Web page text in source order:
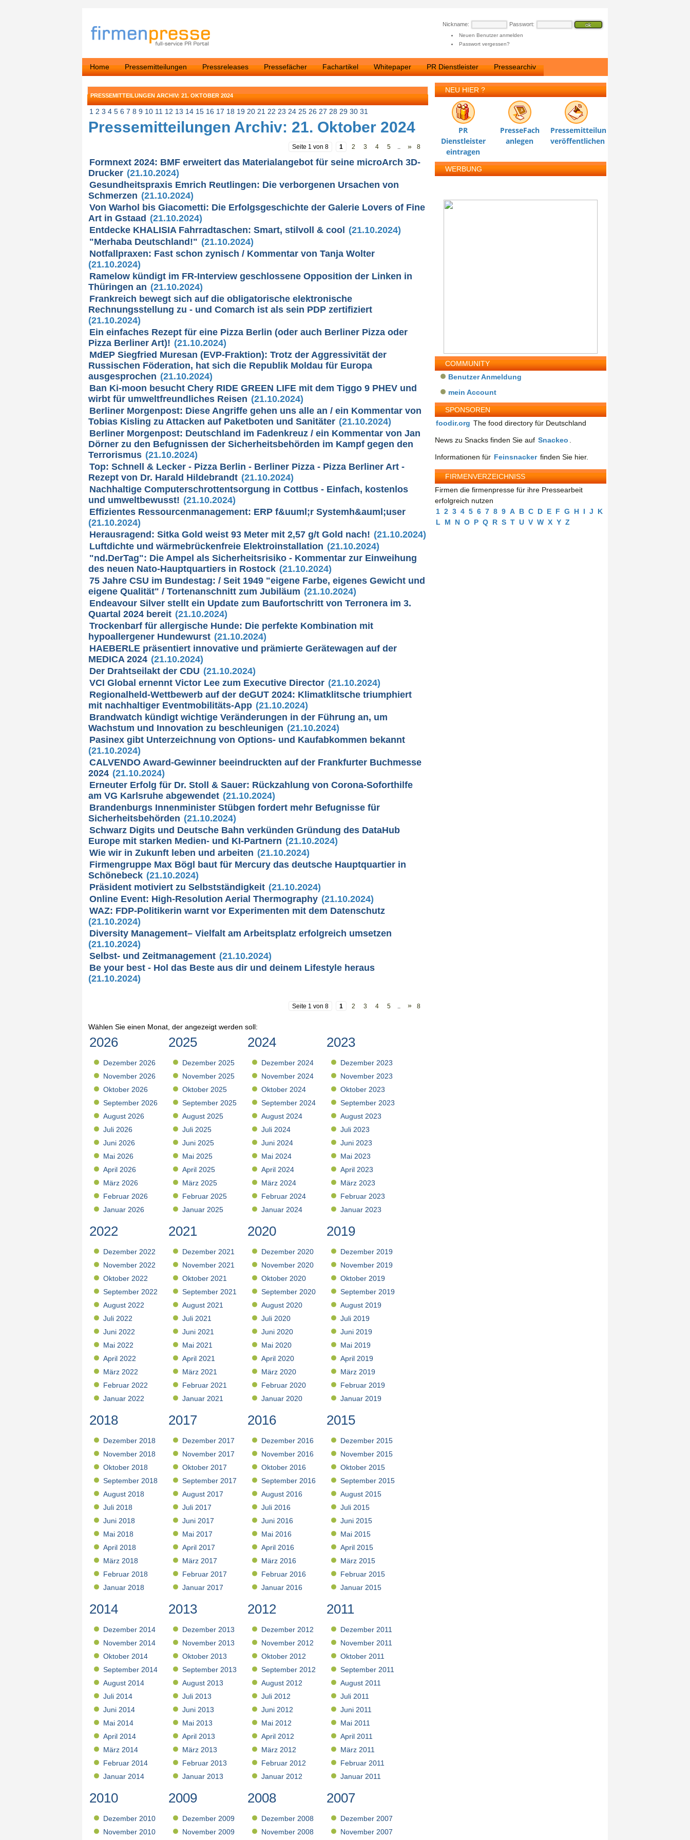
Nickname: Passwort:
Neuen Benutzer anmelden
Passwort vergessen?
Home Pressemitteilungen Pressreleases Pressefächer Fachartikel Whitepaper PR Dienstleister Pressearchiv
PRESSEMITTEILUNGEN ARCHIV: 21. OKTOBER 2024
1 2 3 4 5 6 7 8 9 10 11 12 13 14 15 16 17 18 19 20 21 22 23 24 25 26 27 28 29 30 31
Pressemitteilungen Archiv: 21. Oktober 2024
Seite 1 von 8 1 2 3 4 5 » 8
Formnext 2024: BMF erweitert das Materialangebot für seine microArch 3D-
Drucker (21.10.2024)
Gesundheitspraxis Emrich Reutlingen: Die verborgenen Ursachen von
Schmerzen (21.10.2024)
Von Warhol bis Giacometti: Die Erfolgsgeschichte der Galerie Lovers of Fine
Art in Gstaad (21.10.2024)
Entdecke KHALISIA Fahrradtaschen: Smart, stilvoll & cool (21.10.2024)
"Merhaba Deutschland!" (21.10.2024)
Notfallpraxen: Fast schon zynisch / Kommentar von Tanja Wolter
(21.10.2024)
Ramelow kündigt im FR-Interview geschlossene Opposition der Linken in
Thüringen an (21.10.2024)
Frankreich bewegt sich auf die obligatorische elektronische
Rechnungsstellung zu - und Comarch ist als sein PDP zertifiziert
(21.10.2024)
Ein einfaches Rezept für eine Pizza Berlin (oder auch Berliner Pizza oder
Pizza Berliner Art)! (21.10.2024)
MdEP Siegfried Muresan (EVP-Fraktion): Trotz der Aggressivität der
Russischen Föderation, hat sich die Republik Moldau für Europa
ausgesprochen (21.10.2024)
Ban Ki-moon besucht Chery RIDE GREEN LIFE mit dem Tiggo 9 PHEV und
wirbt für umweltfreundliches Reisen (21.10.2024)
Berliner Morgenpost: Diese Angriffe gehen uns alle an / ein Kommentar von
Tobias Kisling zu Attacken auf Paketboten und Sanitäter (21.10.2024)
Berliner Morgenpost: Deutschland im Fadenkreuz / ein Kommentar von Jan
Dörner zu den Befugnissen der Sicherheitsbehörden im Kampf gegen den
Terrorismus (21.10.2024)
Top: Schnell & Lecker - Pizza Berlin - Berliner Pizza - Pizza Berliner Art -
Rezept von Dr. Harald Hildebrandt (21.10.2024)
Nachhaltige Computerschrottentsorgung in Cottbus - Einfach, kostenlos
und umweltbewusst! (21.10.2024)
Effizientes Ressourcenmanagement: ERP f&uuml;r Systemh&auml;user
(21.10.2024)
Herausragend: Sitka Gold weist 93 Meter mit 2,57 g/t Gold nach! (21.10.2024)
Luftdichte und wärmebrückenfreie Elektroinstallation (21.10.2024)
"nd.DerTag": Die Ampel als Sicherheitsrisiko - Kommentar zur Einweihung
des neuen Nato-Hauptquartiers in Rostock (21.10.2024)
75 Jahre CSU im Bundestag: / Seit 1949 "eigene Farbe, eigenes Gewicht und
eigene Qualität" / Tortenanschnitt zum Jubiläum (21.10.2024)
Endeavour Silver stellt ein Update zum Baufortschritt von Terronera im 3.
Quartal 2024 bereit (21.10.2024)
Trockenbarf für allergische Hunde: Die perfekte Kombination mit
hypoallergener Hundewurst (21.10.2024)
HAEBERLE präsentiert innovative und prämierte Gerätewagen auf der
MEDICA 2024 (21.10.2024)
Der Drahtseilakt der CDU (21.10.2024)
VCI Global ernennt Victor Lee zum Executive Director (21.10.2024)
Regionalheld-Wettbewerb auf der deGUT 2024: Klimatklitsche triumphiert
mit nachhaltiger Eventmobilitäts-App (21.10.2024)
Brandwatch kündigt wichtige Veränderungen in der Führung an, um
Wachstum und Innovation zu beschleunigen (21.10.2024)
Pasinex gibt Unterzeichnung von Options- und Kaufabkommen bekannt
(21.10.2024)
CALVENDO Award-Gewinner beeindruckten auf der Frankfurter Buchmesse
2024 (21.10.2024)
Erneuter Erfolg für Dr. Stoll & Sauer: Rückzahlung von Corona-Soforthilfe
am VG Karlsruhe abgewendet (21.10.2024)
Brandenburgs Innenminister Stübgen fordert mehr Befugnisse für
Sicherheitsbehörden (21.10.2024)
Schwarz Digits und Deutsche Bahn verkünden Gründung des DataHub
Europe mit starken Medien- und KI-Partnern (21.10.2024)
Wie wir in Zukunft leben und arbeiten (21.10.2024)
Firmengruppe Max Bögl baut für Mercury das deutsche Hauptquartier in
Schönebeck (21.10.2024)
Präsident motiviert zu Selbstständigkeit (21.10.2024)
Online Event: High-Resolution Aerial Thermography (21.10.2024)
WAZ: FDP-Politikerin warnt vor Experimenten mit dem Datenschutz
(21.10.2024)
Diversity Management– Vielfalt am Arbeitsplatz erfolgreich umsetzen
(21.10.2024)
Selbst- und Zeitmanagement (21.10.2024)
Be your best - Hol das Beste aus dir und deinem Lifestyle heraus
(21.10.2024)
Seite 1 von 8 1 2 3 4 5 » 8
Wählen Sie einen Monat, der angezeigt werden soll:
2026
Dezember 2026
November 2026
Oktober 2026
September 2026
August 2026
Juli 2026
Juni 2026
Mai 2026
April 2026
März 2026
Februar 2026
Januar 2026
2025
Dezember 2025
November 2025
Oktober 2025
September 2025
August 2025
Juli 2025
Juni 2025
Mai 2025
April 2025
März 2025
Februar 2025
Januar 2025
2024
Dezember 2024
November 2024
Oktober 2024
September 2024
August 2024
Juli 2024
Juni 2024
Mai 2024
April 2024
März 2024
Februar 2024
Januar 2024
2023
Dezember 2023
November 2023
Oktober 2023
September 2023
August 2023
Juli 2023
Juni 2023
Mai 2023
April 2023
März 2023
Februar 2023
Januar 2023
2022
Dezember 2022
November 2022
Oktober 2022
September 2022
August 2022
Juli 2022
Juni 2022
Mai 2022
April 2022
März 2022
Februar 2022
Januar 2022
2021
Dezember 2021
November 2021
Oktober 2021
September 2021
August 2021
Juli 2021
Juni 2021
Mai 2021
April 2021
März 2021
Februar 2021
Januar 2021
2020
Dezember 2020
November 2020
Oktober 2020
September 2020
August 2020
Juli 2020
Juni 2020
Mai 2020
April 2020
März 2020
Februar 2020
Januar 2020
2019
Dezember 2019
November 2019
Oktober 2019
September 2019
August 2019
Juli 2019
Juni 2019
Mai 2019
April 2019
März 2019
Februar 2019
Januar 2019
2018
Dezember 2018
November 2018
Oktober 2018
September 2018
August 2018
Juli 2018
Juni 2018
Mai 2018
April 2018
März 2018
Februar 2018
Januar 2018
2017
Dezember 2017
November 2017
Oktober 2017
September 2017
August 2017
Juli 2017
Juni 2017
Mai 2017
April 2017
März 2017
Februar 2017
Januar 2017
2016
Dezember 2016
November 2016
Oktober 2016
September 2016
August 2016
Juli 2016
Juni 2016
Mai 2016
April 2016
März 2016
Februar 2016
Januar 2016
2015
Dezember 2015
November 2015
Oktober 2015
September 2015
August 2015
Juli 2015
Juni 2015
Mai 2015
April 2015
März 2015
Februar 2015
Januar 2015
2014
Dezember 2014
November 2014
Oktober 2014
September 2014
August 2014
Juli 2014
Juni 2014
Mai 2014
April 2014
März 2014
Februar 2014
Januar 2014
2013
Dezember 2013
November 2013
Oktober 2013
September 2013
August 2013
Juli 2013
Juni 2013
Mai 2013
April 2013
März 2013
Februar 2013
Januar 2013
2012
Dezember 2012
November 2012
Oktober 2012
September 2012
August 2012
Juli 2012
Juni 2012
Mai 2012
April 2012
März 2012
Februar 2012
Januar 2012
2011
Dezember 2011
November 2011
Oktober 2011
September 2011
August 2011
Juli 2011
Juni 2011
Mai 2011
April 2011
März 2011
Februar 2011
Januar 2011
2010
Dezember 2010
November 2010
2009
Dezember 2009
November 2009
2008
Dezember 2008
November 2008
2007
Dezember 2007
November 2007
NEU HIER ?
PR
Dienstleister
eintragen
PresseFach
anlegen
Pressemitteilung
veröffentlichen
WERBUNG
COMMUNITY
Benutzer Anmeldung
mein Account
SPONSOREN
foodir.org The food directory für Deutschland
News zu Snacks finden Sie auf Snackeo
Informationen für Feinsnacker finden Sie hier.
FIRMENVERZEICHNISS
Firmen die firmenpresse für ihre Pressearbeit
erfolgreich nutzen
1 2 3 4 5 6 7 8 9 A B C D E F G H I J
K
L
M N O P Q R S T U V W X Y Z